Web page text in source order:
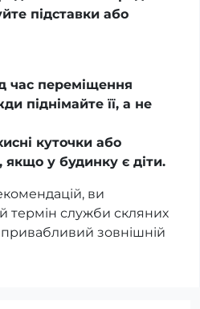
підставки або
час переміщення
піднімайте її, а не
куточки або
якщо у будинку є діти.
ви
термін служби скляних
привабливий зовнішній